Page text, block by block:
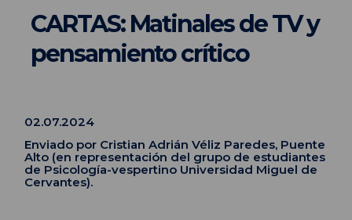
CARTAS: Matinales de TV y
pensamiento crítico
02.07.2024
Enviado por Cristian Adrián Véliz Paredes, Puente
Alto (en representación del grupo de estudiantes
de Psicología-vespertino Universidad Miguel de
Cervantes).